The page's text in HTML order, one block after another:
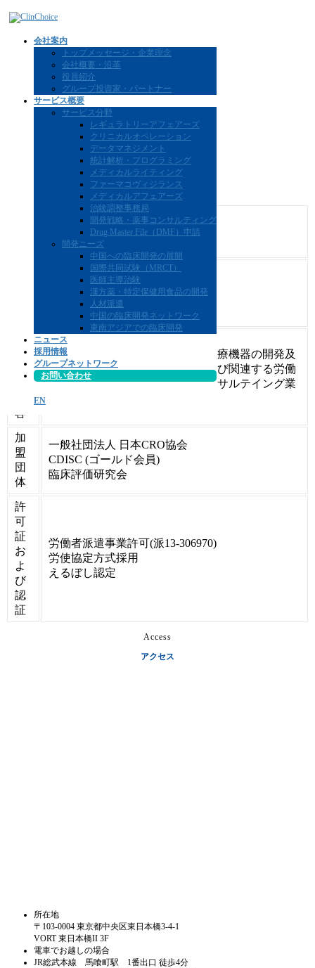
コ
ン
ナ
ビ
会社案内
トップメッセージ・企業理念
会社概要・沿革
役員紹介
グループ投資家・パートナー
サービス概要
サービス分野
レギュラトリーアフェアーズ
クリニカルオペレーション
データマネジメント
統計解析・プログラミング
メディカルライティング
ファーマコヴィジランス
メディカルアフェアーズ
治験調整事務局
開発戦略・薬事コンサルティング
Drug Master File（DMF）申請
開発ニーズ
中国への臨床開発の展開
国際共同試験（MRCT）
医師主導治験
漢方薬・特定保健用食品の開発
人材派遣
中国の臨床開発ネットワーク
東南アジアでの臨床開発
ニュース
採用情報
グループネットワーク
お問い合わせ
EN
会社概要・沿革
HOME
会社案内
会社概要・沿革
Company Profile
会社概要
ClinChoice株式会社
2015年10月5日
主
な
事
容
医薬品、医療部外品、化粧品、医療機器の開発及
び安全性情報収集の受託業務、及び関連する労働
者派遣、前項に付帯関連するコンサルテイング業
加
盟
団
体
一般社団法人 日本CRO協会
CDISC (ゴールド会員)
臨床評価研究会
許
可
証
お
よ
び
認
証
労働者派遣事業許可(派13-306970)
労使協定方式採用
えるぼし認定
Access
アクセス
所在地
〒103-0004 東京都中央区東日本橋3-4-1
VORT 東日本橋II 3F
電車でお越しの場合
JR総武本線 馬喰町駅 1番出口 徒歩4分